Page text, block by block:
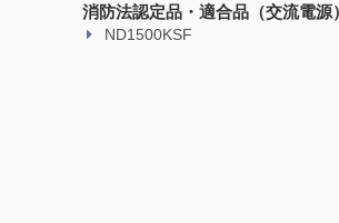
消防法認定品・適合品（交流電源）
ND1500KSF